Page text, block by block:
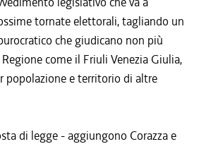
tornate elettorali, tagliando un
che giudicano non più
come il Friuli Venezia Giulia,
popolazione e territorio di altre
di legge - aggiungono Corazza e